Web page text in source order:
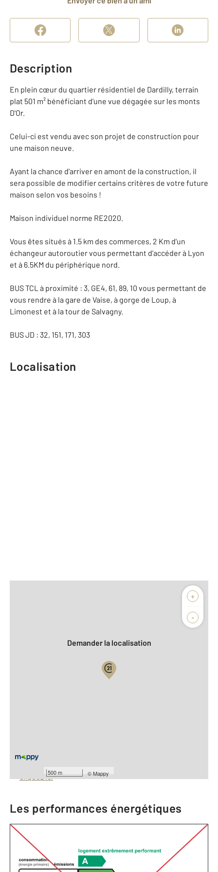
Description
En plein cœur du quartier résidentiel de Dardilly, terrain
plat 501 m² bénéficiant d'une vue dégagée sur les monts
D'Or.
Celui-ci est vendu avec son projet de construction pour
une maison neuve.
Ayant la chance d'arriver en amont de la construction, il
sera possible de modifier certains critères de votre future
maison selon vos besoins !
Maison individuel norme RE2020.
Vous êtes situés à 1.5 km des commerces, 2 Km d'un
échangeur autoroutier vous permettant d'accéder à Lyon
et à 6.5KM du périphérique nord.
BUS TCL à proximité : 3, GE4, 61, 89, 10 vous permettant de
vous rendre à la gare de Vaise, à gorge de Loup, à
Limonest et à la tour de Salvagny.
BUS JD : 32, 151, 171, 303
Localisation
+
-
500 m ©Mappy
Biens vendus
Demander la localisation
Barèmes d'honoraires de l'agence
cliquez ici
Les performances énergétiques